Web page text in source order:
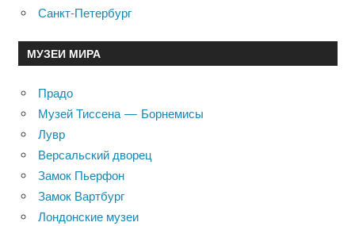
Санкт-Петербург
МУЗЕИ МИРА
Прадо
Музей Тиссена — Борнемисы
Лувр
Версальский дворец
Замок Пьерфон
Замок Вартбург
Лондонские музеи